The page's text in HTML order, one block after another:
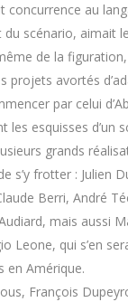
concurrence au
du scénario, aimait
de la
projets avortés
par celui
les esquisses d’un
grands
s’y frotter : Julien
Berri, André
mais aussi
Leone, qui s’en
en Amérique.
François